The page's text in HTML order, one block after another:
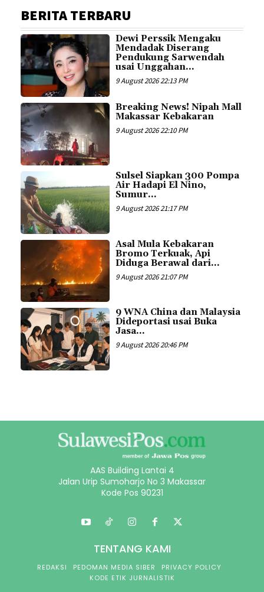
BERITA TERBARU
Dewi Perssik Mengaku
Mendadak Diserang
Pendukung Sarwendah
usai Unggahan...
9 August 2026 22:13 PM
Breaking News! Nipah Mall
Makassar Kebakaran
9 August 2026 22:10 PM
Sulsel Siapkan 300 Pompa
Air Hadapi El Nino,
Sumur...
9 August 2026 21:17 PM
Asal Mula Kebakaran
Bromo Terkuak, Api
Diduga Berawal dari...
9 August 2026 21:07 PM
9 WNA China dan Malaysia
Dideportasi usai Buka
Jasa...
9 August 2026 20:46 PM
AAS Building Lantai 4
Jalan Urip Sumoharjo No 3 Makassar
Kode Pos 90231
TENTANG KAMI
REDAKSI PEDOMAN MEDIA SIBER
PRIVACY POLICY
KODE ETIK JURNALISTIK